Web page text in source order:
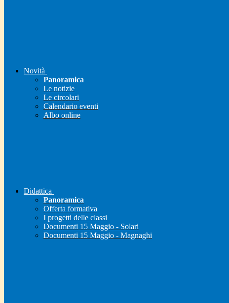
Novità
Panoramica
Le notizie
Le circolari
Calendario eventi
Albo online
Didattica
Panoramica
Offerta formativa
I progetti delle classi
Documenti 15 Maggio - Solari
Documenti 15 Maggio - Magnaghi